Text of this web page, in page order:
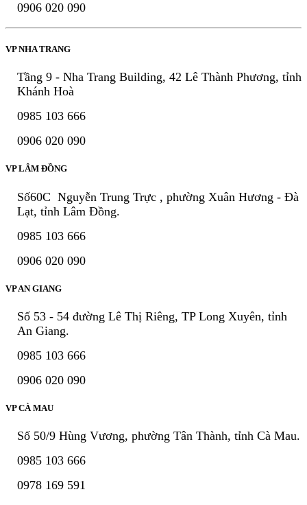
0906 020 090
VP NHA TRANG
Tầng 9 - Nha Trang Building, 42 Lê Thành Phương, tỉnh
Khánh Hoà
0985 103 666
0906 020 090
VP LÂM ĐỒNG
Số60C Nguyễn Trung Trực , phường Xuân Hương - Đà
Lạt, tỉnh Lâm Đồng.
0985 103 666
0906 020 090
VP AN GIANG
Số 53 - 54 đường Lê Thị Riêng, TP Long Xuyên, tỉnh
An Giang.
0985 103 666
0906 020 090
VP CÀ MAU
Số 50/9 Hùng Vương, phường Tân Thành, tỉnh Cà Mau.
0985 103 666
0978 169 591